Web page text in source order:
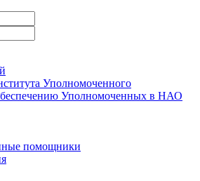
Уполномоченного
Уполномоченных в НАО
помощники